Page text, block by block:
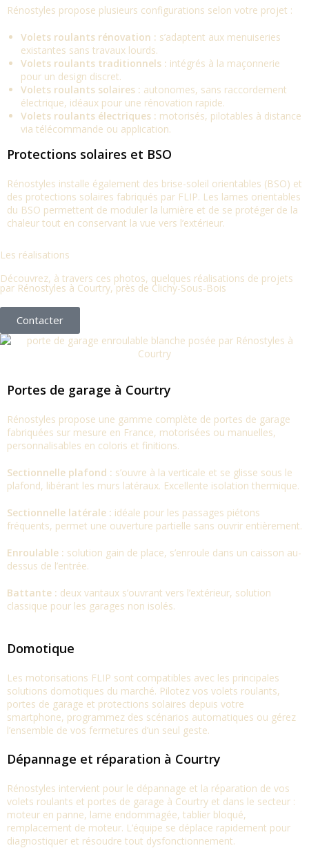
Rénostyles propose plusieurs configurations selon votre projet :
Volets roulants rénovation : s’adaptent aux menuiseries
existantes sans travaux lourds.
Volets roulants traditionnels : intégrés à la maçonnerie
pour un design discret.
Volets roulants solaires : autonomes, sans raccordement
électrique, idéaux pour une rénovation rapide.
Volets roulants électriques : motorisés, pilotables à distance
via télécommande ou application.
Protections solaires et BSO
Rénostyles installe également des brise-soleil orientables (BSO) et
des protections solaires fabriqués par FLIP. Les lames orientables
du BSO permettent de moduler la lumière et de se protéger de la
chaleur tout en conservant la vue vers l’extérieur.
Les réalisations
Découvrez, à travers ces photos, quelques réalisations de projets
par Rénostyles à Courtry, près de Clichy-Sous-Bois
Contacter
Portes de garage à Courtry
Rénostyles propose une gamme complète de portes de garage
fabriquées sur mesure en France, motorisées ou manuelles,
personnalisables en coloris et finitions.
Sectionnelle plafond : s’ouvre à la verticale et se glisse sous le
plafond, libérant les murs latéraux. Excellente isolation thermique.
Sectionnelle latérale : idéale pour les passages piétons
fréquents, permet une ouverture partielle sans ouvrir entièrement.
Enroulable : solution gain de place, s’enroule dans un caisson au-
dessus de l’entrée.
Battante : deux vantaux s’ouvrant vers l’extérieur, solution
classique pour les garages non isolés.
Domotique
Les motorisations FLIP sont compatibles avec les principales
solutions domotiques du marché. Pilotez vos volets roulants,
portes de garage et protections solaires depuis votre
smartphone, programmez des scénarios automatiques ou gérez
l’ensemble de vos fermetures d’un seul geste.
Dépannage et réparation à Courtry
Rénostyles intervient pour le dépannage et la réparation de vos
volets roulants et portes de garage à Courtry et dans le secteur :
moteur en panne, lame endommagée, tablier bloqué,
remplacement de moteur. L’équipe se déplace rapidement pour
diagnostiquer et résoudre tout dysfonctionnement.